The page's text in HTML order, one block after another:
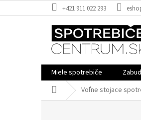
na
+421 911 022 293
Miele spotrebiče
DomovVoľne stojace